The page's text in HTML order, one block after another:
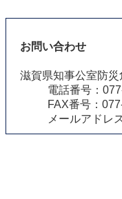
お問い合わせ
滋賀県知事公室防災
電話番号：
FAX番号：
メールアドレ